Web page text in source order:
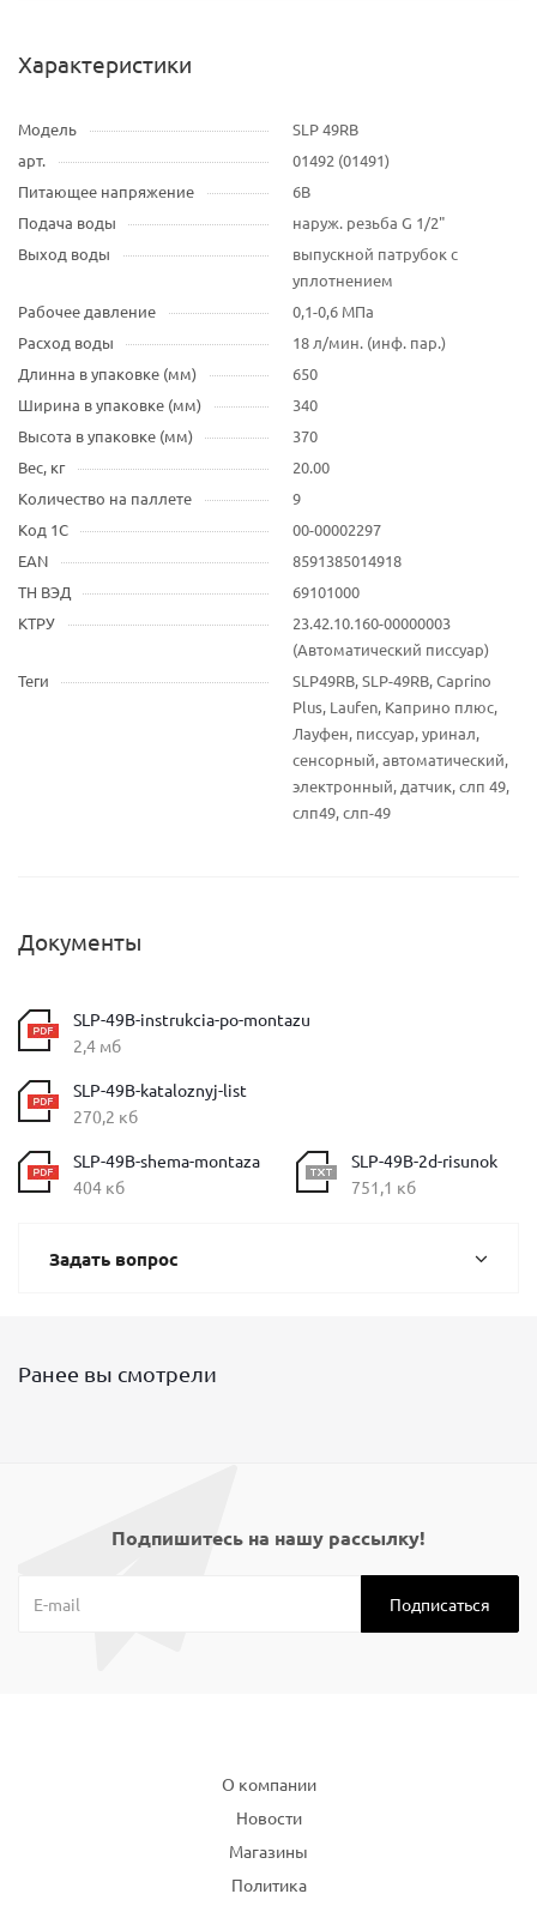
Характеристики
Модель
SLP 49RB
арт.
01492 (01491)
Питающее напряжение
6В
Подача воды
наруж. резьба G 1/2"
Выход воды
выпускной патрубок c
уплотнением
Рабочее давление
0,1-0,6 МПа
Расход воды
18 л/мин. (инф. пар.)
Длинна в упаковке (мм)
650
Ширина в упаковке (мм)
340
Высота в упаковке (мм)
370
Вес, кг
20.00
Количество на паллете
9
Код 1С
00-00002297
EAN
8591385014918
ТН ВЭД
69101000
КТРУ
23.42.10.160-00000003
(Автоматический писсуар)
Теги
SLP49RB, SLP-49RB, Caprino
Plus, Laufen, Каприно плюс,
Лауфен, писсуар, уринал,
сенсорный, автоматический,
электронный, датчик, слп 49,
слп49, слп-49
Документы
SLP-49B-instrukcia-po-montazu
2,4 мб
SLP-49B-kataloznyj-list
270,2 кб
SLP-49B-shema-montaza
404 кб
SLP-49B-2d-risunok
751,1 кб
Задать вопрос
Ранее вы смотрели
Подпишитесь на нашу рассылку!
О компании
Новости
Магазины
Политика